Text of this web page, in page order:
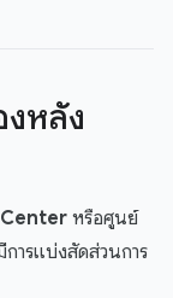
งหลัง
หรือศูนย์
ารแบ่งสัดส่วนการ